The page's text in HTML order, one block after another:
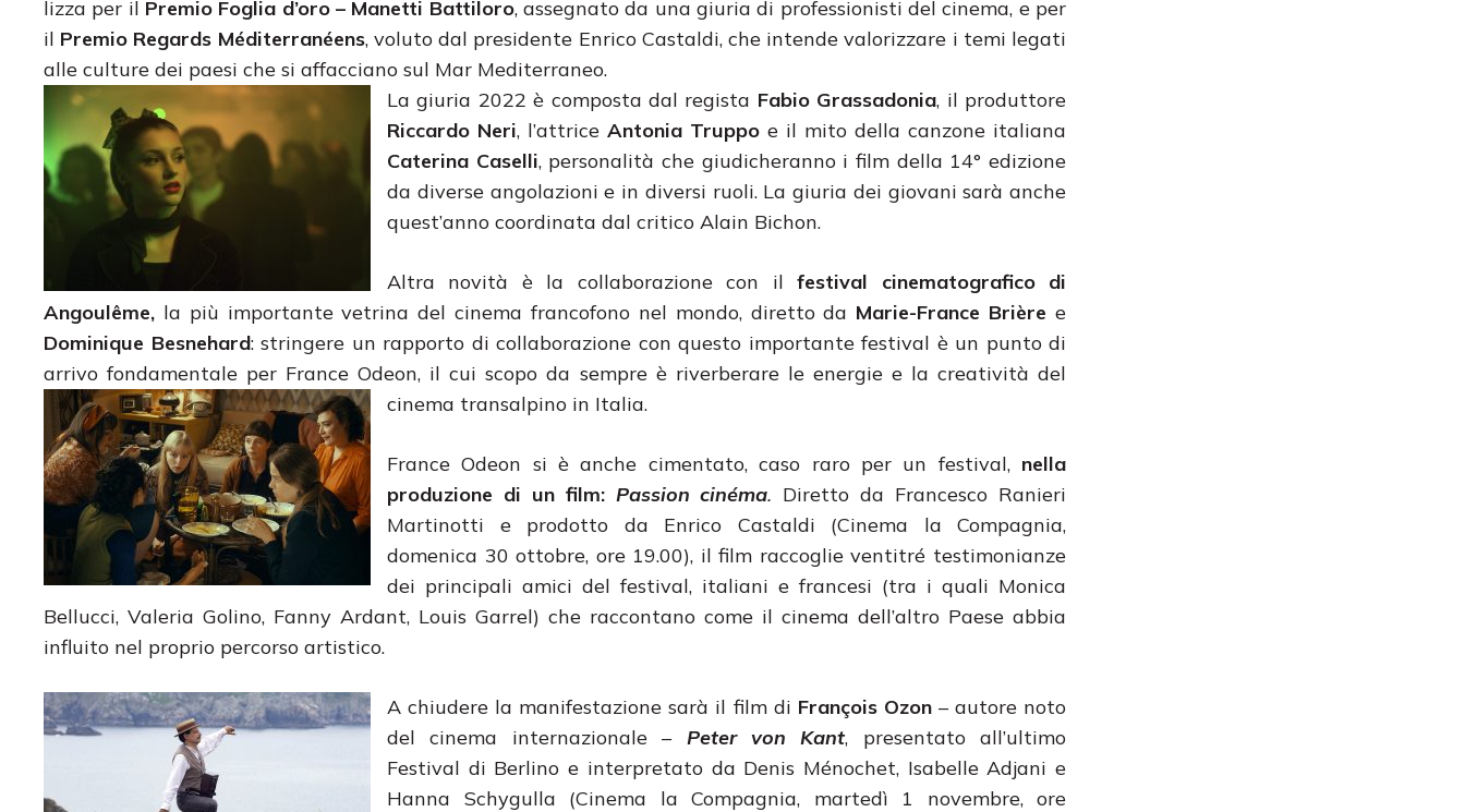
lizza per il Premio Foglia d’oro – Manetti Battiloro, assegnato da una giuria di professionisti del cinema, e per
il Premio Regards Méditerranéens, voluto dal presidente Enrico Castaldi, che intende valorizzare i temi legati
alle culture dei paesi che si affacciano sul Mar Mediterraneo.
La giuria 2022 è composta dal regista Fabio Grassadonia, il produttore
Riccardo Neri, l’attrice Antonia Truppo e il mito della canzone italiana
Caterina Caselli, personalità che giudicheranno i film della 14° edizione
da diverse angolazioni e in diversi ruoli. La giuria dei giovani sarà anche
quest’anno coordinata dal critico Alain Bichon.
Altra novità è la collaborazione con ilfestival cinematografico di
Angoulême, la più importante vetrina del cinema francofono nel mondo, diretto da Marie-France Brière e
Dominique Besnehard: stringere un rapporto di collaborazione con questo importante festival è un punto di
arrivo fondamentale per France Odeon, il cui scopo da sempre è riverberare le energie e la creatività del
cinema transalpino in Italia.
France Odeon si è anche cimentato, caso raro per un festival, nella
produzione di un film: Passion cinéma. Diretto da Francesco Ranieri
Martinotti e prodotto da Enrico Castaldi (Cinema la Compagnia,
domenica 30 ottobre, ore 19.00), il film raccoglie ventitré testimonianze
dei principali amici del festival, italiani e francesi (tra i quali Monica
Bellucci, Valeria Golino, Fanny Ardant, Louis Garrel) che raccontano come il cinema dell’altro Paese abbia
influito nel proprio percorso artistico.
A chiudere la manifestazione sarà il film di François Ozon– autore noto
del cinema internazionale – Peter von Kant, presentato all’ultimo
Festival di Berlino e interpretato da Denis Ménochet, Isabelle Adjani e
Hanna Schygulla (Cinema la Compagnia, martedì 1 novembre, ore